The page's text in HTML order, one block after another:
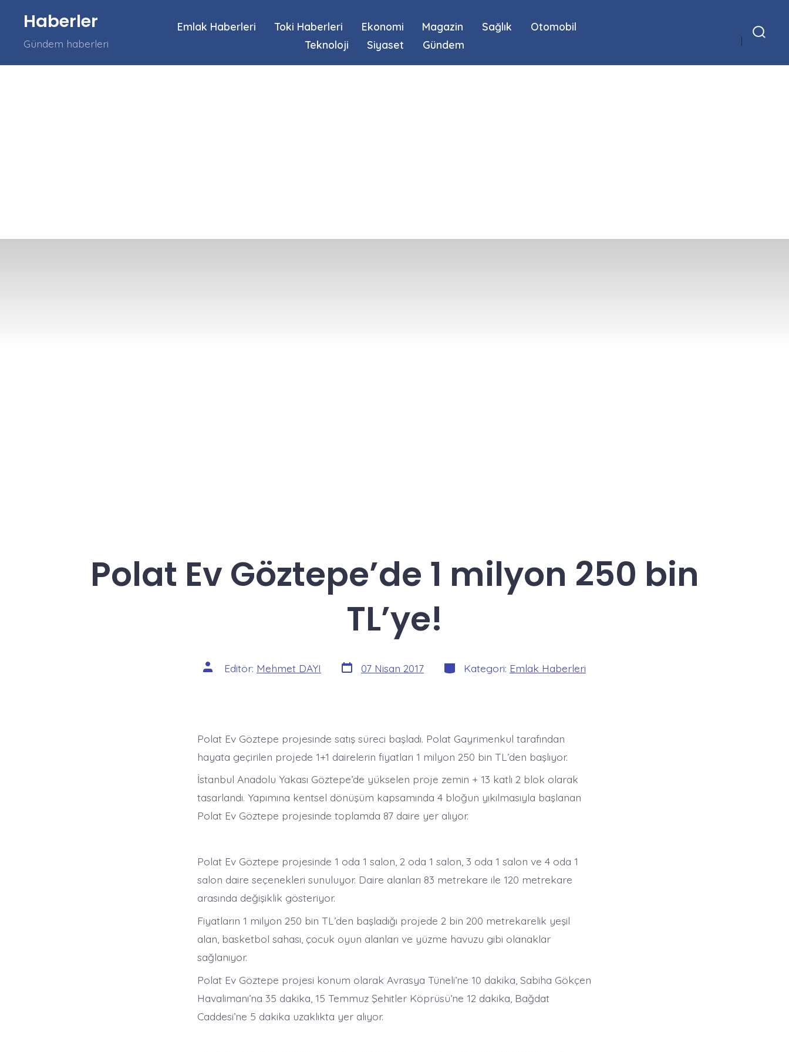
Arama
Göster/Gizle
Haberler
Gündem haberleri
Emlak Haberleri Toki Haberleri Ekonomi Magazin Sağlık
Otomobil
Teknoloji
Siyaset Gündem
Polat Ev Göztepe’de 1 milyon 250 bin
TL’ye!
Yazının
yazarı
Editör: Mehmet DAYI Yazı
tarihi
07 Nisan 2017 Kategoriler
Kategori: Emlak Haberleri
Polat Ev Göztepe projesinde satış süreci başladı. Polat Gayrimenkul tarafından
hayata geçirilen projede 1+1 dairelerin fiyatları 1 milyon 250 bin TL’den başlıyor.
İstanbul Anadolu Yakası Göztepe’de yükselen proje zemin + 13 katlı 2 blok olarak
tasarlandı. Yapımına kentsel dönüşüm kapsamında 4 bloğun yıkılmasıyla başlanan
Polat Ev Göztepe projesinde toplamda 87 daire yer alıyor.
Polat Ev Göztepe projesinde 1 oda 1 salon, 2 oda 1 salon, 3 oda 1 salon ve 4 oda 1
salon daire seçenekleri sunuluyor. Daire alanları 83 metrekare ile 120 metrekare
arasında değişiklik gösteriyor.
Fiyatların 1 milyon 250 bin TL’den başladığı projede 2 bin 200 metrekarelik yeşil
alan, basketbol sahası, çocuk oyun alanları ve yüzme havuzu gibi olanaklar
sağlanıyor.
Polat Ev Göztepe projesi konum olarak Avrasya Tüneli’ne 10 dakika, Sabiha Gökçen
Havalimanı’na 35 dakika, 15 Temmuz Şehitler Köprüsü’ne 12 dakika, Bağdat
Caddesi’ne 5 dakika uzaklıkta yer alıyor.